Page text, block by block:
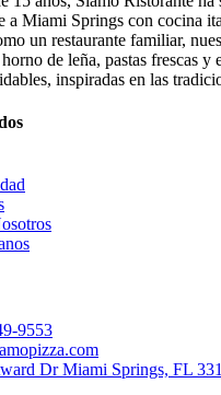
a Miami Springs con cocina
un restaurante familiar,
de leña, pastas frescas y
inspiradas en las
9553
Dr Miami Springs, FL